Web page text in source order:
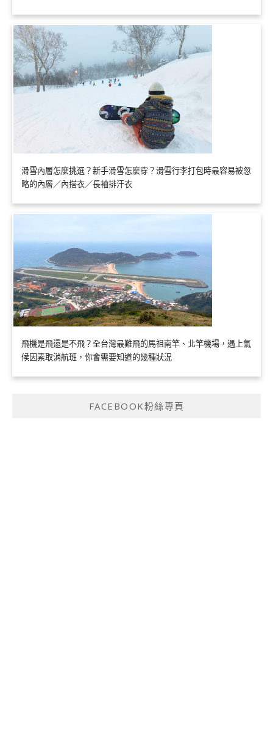
滑雪內層怎麼挑選？新手滑雪怎麼穿？滑雪行李打包時最容易被忽
略的內層／內搭衣／長袖排汗衣
飛機是飛還是不飛？全台灣最難飛的馬祖南竿、北竿機場，遇上氣
候因素取消航班，你會需要知道的幾種狀況
FACEBOOK粉絲專頁